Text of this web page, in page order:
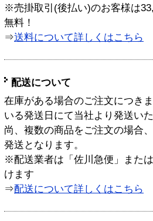
※売掛取引(後払い)のお客様は
無料！
⇒送料について詳しくはこちら
配送について
在庫がある場合のご注文につき
いる発送日にて当社より発送い
尚、複数の商品をご注文の場合
発送となります。
※配送業者は「佐川急便」また
けます
⇒配送について詳しくはこちら